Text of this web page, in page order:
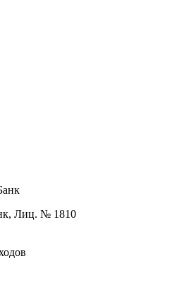
Лиц. № 1810